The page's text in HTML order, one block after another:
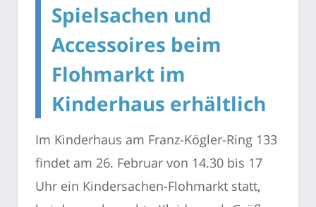
Spielsachen und
Accessoires beim
Flohmarkt im
Kinderhaus erhältlich
Im Kinderhaus am Franz-Kögler-Ring 133
findet am 26. Februar von 14.30 bis 17
Uhr ein Kindersachen-Flohmarkt statt,